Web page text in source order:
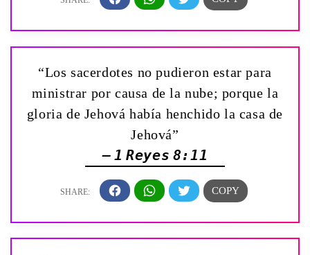
“Los sacerdotes no pudieron estar para
ministrar por causa de la nube; porque la
gloria de Jehová había henchido la casa de
Jehová”
— 1 Reyes 8:11